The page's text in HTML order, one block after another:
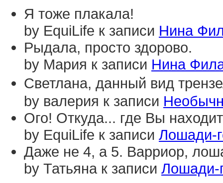
Я тоже плакала!
by EquiLife к записи Нина
Рыдала, просто здорово.
by Мария к записи Нина
Светлана, данный вид
by валерия к записи
Ого! Откуда... где Вы
by EquiLife к записи Лошади-
Даже не 4, а 5. Варриор,
by Татьяна к записи Лошади-